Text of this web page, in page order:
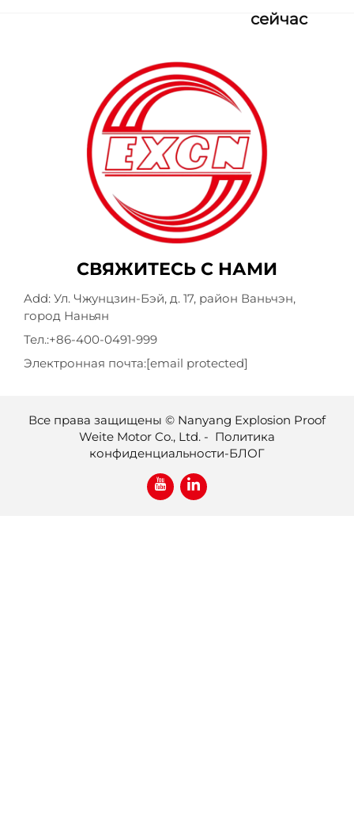
сейчас
СВЯЖИТЕСЬ С НАМИ
Add: Ул. Чжунцзин-Бэй, д. 17, район Ваньчэн,
город Наньян
Тел.:+86-400-0491-999
Электронная почта:[email protected]
Все права защищены © Nanyang Explosion Proof
Weite Motor Co., Ltd. - Политика
конфиденциальности-БЛОГ